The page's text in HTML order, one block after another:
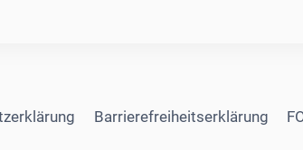
Barrierefreiheitserklärung